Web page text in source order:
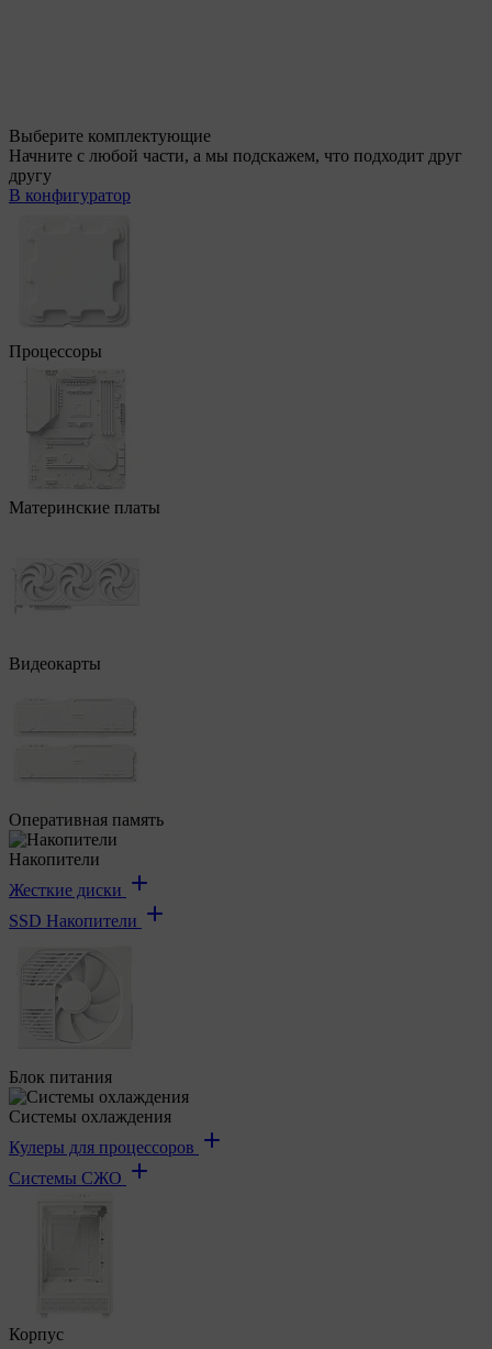
Выберите комплектующие
Начните с любой части, а мы подскажем, что подходит друг
другу
В конфигуратор
Процессоры
Материнские платы
Видеокарты
Оперативная память
Накопители
Жесткие диски
SSD Накопители
Блок питания
Системы охлаждения
Кулеры для процессоров
Системы СЖО
Корпус